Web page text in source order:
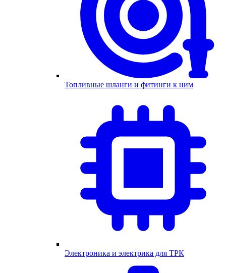
Топливные шланги и фитинги к ним
Электроника и электрика для ТРК